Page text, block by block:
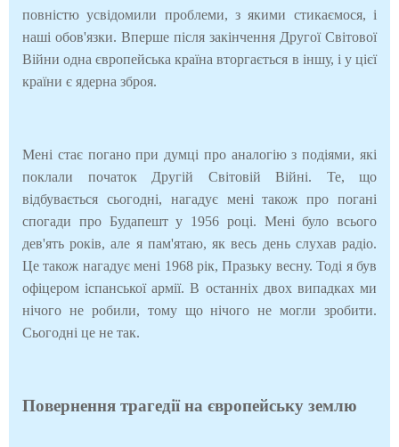
повністю усвідомили проблеми, з якими стикаємося, і
наші обов'язки. Вперше після закінчення Другої Cвітової
Війни одна європейська країна вторгається в іншу, і у цієї
країни є ядерна зброя.
Мені стає погано при думці про аналогію з подіями, які
поклали початок Другій Світовій Війні. Те, що
відбувається сьогодні, нагадує мені також про погані
спогади про Будапешт у 1956 році. Мені було всього
дев'ять років, але я пам'ятаю, як весь день слухав радіо.
Це також нагадує мені 1968 рік, Празьку весну. Тоді я був
офіцером іспанської армії. В останніх двох випадках ми
нічого не робили, тому що нічого не могли зробити.
Сьогодні це не так.
Повернення трагедії на європейську землю